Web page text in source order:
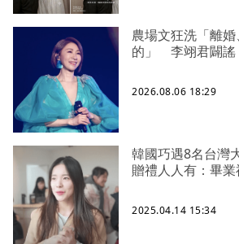
農場文狂洗「離
的」 李翊君闢謠
2026.08.06 18:29
韓國巧遇8名台
贈禮人人有：畢業
2025.04.14 15:34